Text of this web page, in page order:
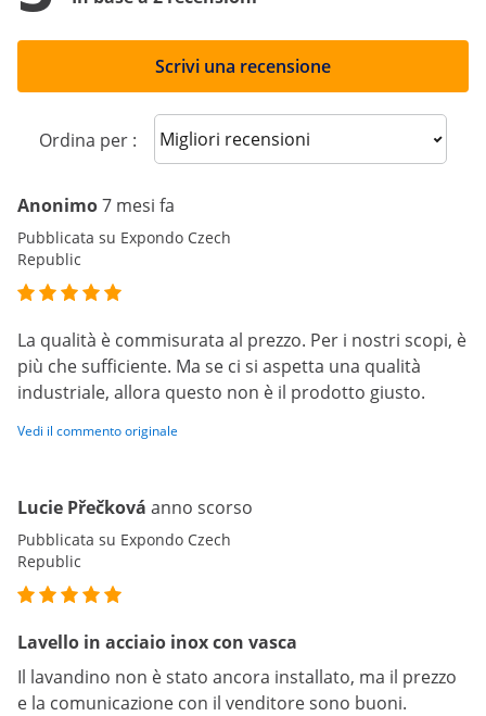
Scrivi una recensione
Ordina per : Sort reviews
Anonimo7 mesi fa
Pubblicata su Expondo Czech
Republic
La qualità è commisurata al prezzo. Per i nostri scopi, è
più che sufficiente. Ma se ci si aspetta una qualità
industriale, allora questo non è il prodotto giusto.
Vedi il commento originale
Lucie Přečková anno scorso
Pubblicata su Expondo Czech
Republic
Lavello in acciaio inox con vasca
Il lavandino non è stato ancora installato, ma il prezzo
e la comunicazione con il venditore sono buoni.